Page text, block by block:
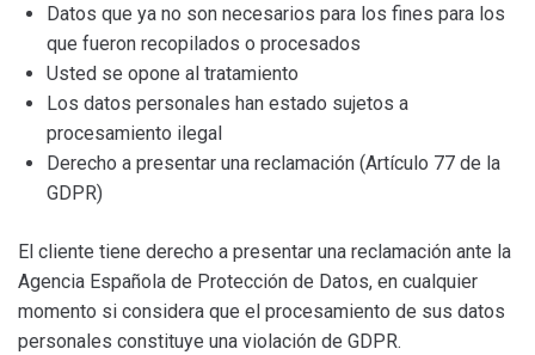
Datos que ya no son necesarios para los fines para los
que fueron recopilados o procesados
Usted se opone al tratamiento
Los datos personales han estado sujetos a
procesamiento ilegal
Derecho a presentar una reclamación (Artículo 77 de la
GDPR)
El cliente tiene derecho a presentar una reclamación ante la
Agencia Española de Protección de Datos, en cualquier
momento si considera que el procesamiento de sus datos
personales constituye una violación de GDPR.